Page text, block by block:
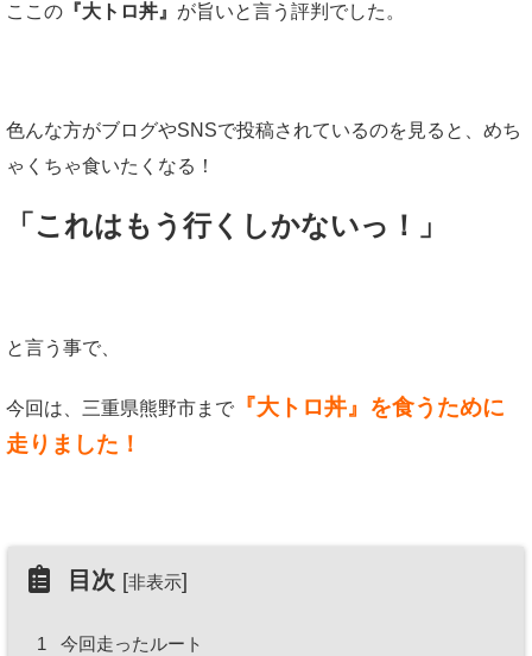
ここの 『大トロ丼』 が旨いと言う評判でした。
色んな方がブログやSNSで投稿されているのを見ると、めち
ゃくちゃ食いたくなる！
「これはもう行くしかないっ！」
と言う事で、
今回は、三重県熊野市まで
『大トロ丼』を食うために
走りました！
目次 [非表示]
1 今回走ったルート